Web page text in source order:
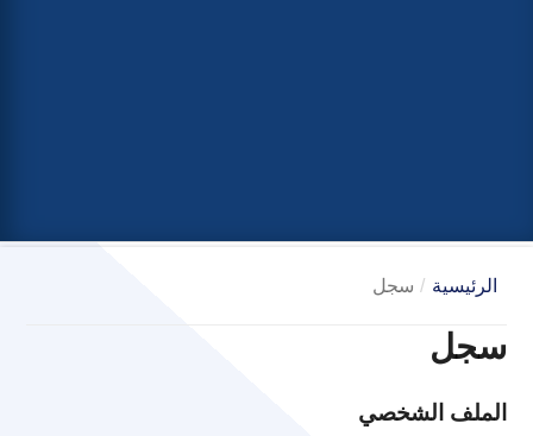
الرئيسية / سجل
سجل
الملف الشخصي